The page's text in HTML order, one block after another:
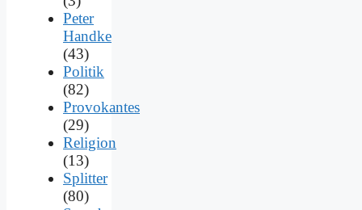
Peter
Handke
(43)
Politik
(82)
Provokantes
(29)
Religion
(13)
Splitter
(80)